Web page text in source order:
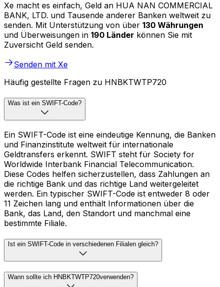
Xe macht es einfach, Geld an HUA NAN COMMERCIAL
BANK, LTD. und Tausende anderer Banken weltweit zu
senden. Mit Unterstützung von über 130 Währungen
und Überweisungen in 190 Länder können Sie mit
Zuversicht Geld senden.
Senden mit Xe
Häufig gestellte Fragen zu HNBKTWTP720
Was ist ein SWIFT-Code?
Ein SWIFT-Code ist eine eindeutige Kennung, die Banken
und Finanzinstitute weltweit für internationale
Geldtransfers erkennt. SWIFT steht für Society for
Worldwide Interbank Financial Telecommunication.
Diese Codes helfen sicherzustellen, dass Zahlungen an
die richtige Bank und das richtige Land weitergeleitet
werden. Ein typischer SWIFT-Code ist entweder 8 oder
11 Zeichen lang und enthält Informationen über die
Bank, das Land, den Standort und manchmal eine
bestimmte Filiale.
Ist ein SWIFT-Code in verschiedenen Filialen gleich?
Wann sollte ich HNBKTWTP720verwenden?